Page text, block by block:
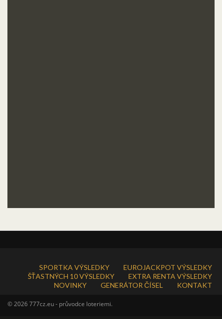
SPORTKA VÝSLEDKY
EUROJACKPOT VÝSLEDKY
ŠŤASTNÝCH 10 VÝSLEDKY
EXTRA RENTA VÝSLEDKY
NOVINKY
GENERÁTOR ČÍSEL KONTAKT
© 2026 777cz.eu - průvodce loteriemi.